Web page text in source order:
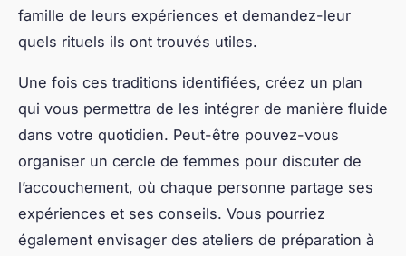
famille de leurs expériences et demandez-leur
quels rituels ils ont trouvés utiles.
Une fois ces traditions identifiées, créez un plan
qui vous permettra de les intégrer de manière fluide
dans votre quotidien. Peut-être pouvez-vous
organiser un cercle de femmes pour discuter de
l’accouchement, où chaque personne partage ses
expériences et ses conseils. Vous pourriez
également envisager des ateliers de préparation à